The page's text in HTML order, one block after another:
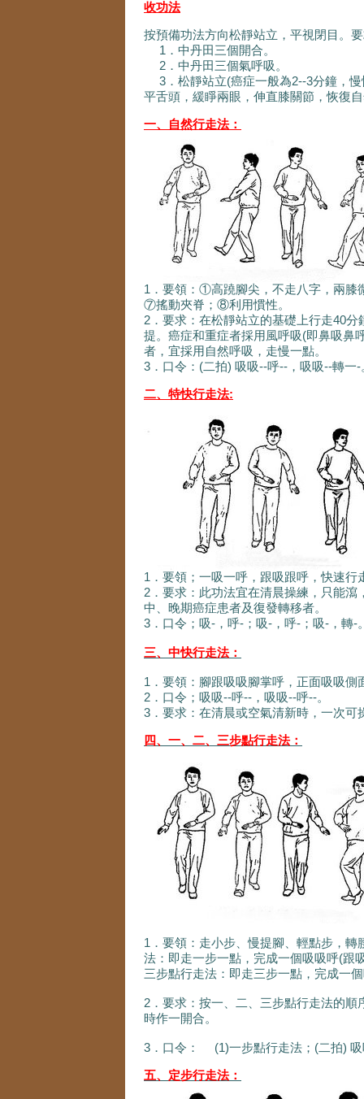
收功法
按預備功法方向松靜站立，平視閉目。
1．中丹田三個開合。
2．中丹田三個氣呼吸。
3．松靜站立(癌症一般為2--3分鐘，慢
平舌頭，緩睜兩眼，伸直膝關節，恢復
一、自然行走法：
1．要領：①高蹺腳尖，不走八字，兩
⑦搖動夾脊；⑧利用慣性。
2．要求：在松靜站立的基礎上行走40
提。癌症和重症者採用風呼吸(即鼻吸鼻
者，宜採用自然呼吸，走慢一點。
3．口令：(二拍) 吸吸--呼--，吸吸--轉一-
二、特快行走法:
1．要領；一吸一呼，跟吸跟呼，快速
2．要求：此功法宜在清晨操練，只能
中、晚期癌症患者及復發轉移者。
3．口令；吸-，呼-；吸-，呼-；吸-，轉-
三、中快行走法：
1．要領：腳跟吸吸腳掌呼，正面吸吸
2．口令；吸吸--呼--，吸吸--呼--。
3．要求：在清晨或空氣清新時，一次可
四、一、二、三步點行走法：
1．要領：走小步、慢提腳、輕點步，
法：即走一步一點，完成一個吸吸呼(跟
三步點行走法：即走三步一點，完成一
2．要求：按一、二、三步點行走法的
時作一開合。
3．口令： (1)一步點行走法；(二拍)
五、定步行走法：